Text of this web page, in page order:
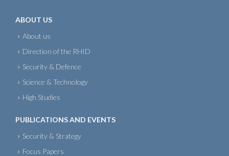
ABOUT US
About us
Direction of the RHID
Security & Defence
Science & Technology
High Studies
PUBLICATIONS AND EVENTS
Security & Strategy
Focus Papers